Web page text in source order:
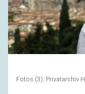
Fotos (3): Privatarchiv